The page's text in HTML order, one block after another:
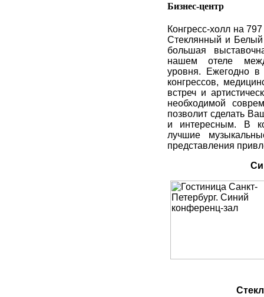
Бизнес-центр
Конгресс-холл на
Стеклянный и Белый
большая
нашем отеле
уровня. Ежегодно в
конгрессов,
встреч и
необходимой
позволит сделать
и интересным. В
лучшие
представления